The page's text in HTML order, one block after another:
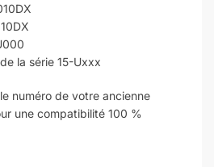
la série 15-Uxxx
numéro de votre ancienne
une compatibilité 100 %